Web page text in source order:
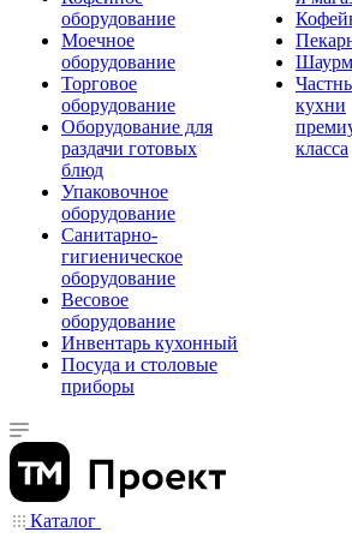
оборудование
Моечное
оборудование
Торговое
оборудование
Оборудование для
раздачи готовых
блюд
Упаковочное
оборудование
Санитарно-
гигиеническое
оборудование
Весовое
оборудование
Инвентарь кухонный
Посуда и столовые
приборы
кухни
класса
Каталог